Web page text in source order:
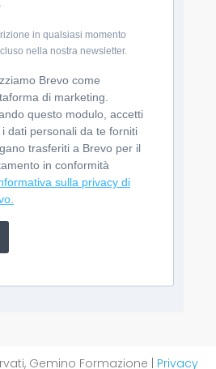
in qualsiasi momento
nella nostra newsletter.
Brevo come
di marketing.
questo modulo, accetti
i dati personali da te forniti
trasferiti a Brevo per il
in conformità
sulla privacy di
Gemino Formazione | Privacy